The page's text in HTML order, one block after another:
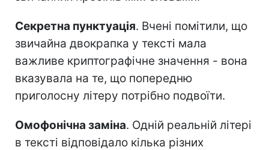
Секретна пунктуація. Вчені помітили, що
звичайна двокрапка у тексті мала
важливе криптографічне значення - вона
вказувала на те, що попередню
приголосну літеру потрібно подвоїти.
Омофонічна заміна. Одній реальній літері
в тексті відповідало кілька різних